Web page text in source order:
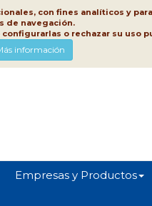
con fines analíticos y
de navegación.
o rechazar su uso
información
Empresas y Productos